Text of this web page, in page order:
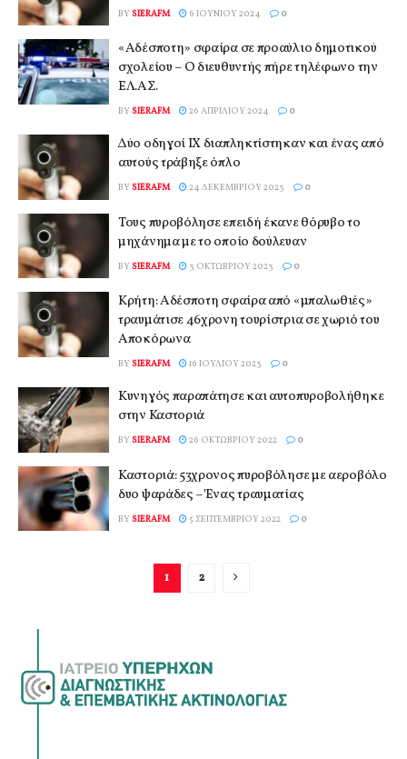
BY SIERAFM 6 ΙΟΥΝΊΟΥ 2024 0
«Αδέσποτη» σφαίρα σε προαύλιο δημοτικού
σχολείου – Ο διευθυντής πήρε τηλέφωνο την
ΕΛ.ΑΣ.
BY SIERAFM 26 ΑΠΡΙΛΊΟΥ 2024 0
Δύο οδηγοί ΙΧ διαπληκτίστηκαν και ένας από
αυτούς τράβηξε όπλο
BY SIERAFM 24 ΔΕΚΕΜΒΡΊΟΥ 2023 0
Τους πυροβόλησε επειδή έκανε θόρυβο το
μηχάνημα με το οποίο δούλευαν
BY SIERAFM 3 ΟΚΤΩΒΡΊΟΥ 2023 0
Κρήτη: Αδέσποτη σφαίρα από «μπαλωθιές»
τραυμάτισε 46χρονη τουρίστρια σε χωριό του
Αποκόρωνα
BY SIERAFM 16 ΙΟΥΛΊΟΥ 2023 0
Κυνηγός παραπάτησε και αυτοπυροβολήθηκε
στην Καστοριά
BY SIERAFM 26 ΟΚΤΩΒΡΊΟΥ 2022 0
Καστοριά: 53χρονος πυροβόλησε με αεροβόλο
δυο ψαράδες – Ένας τραυματίας
BY SIERAFM 5 ΣΕΠΤΕΜΒΡΊΟΥ 2022 0
1 2